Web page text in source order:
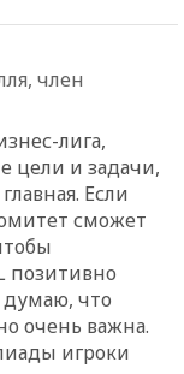
член
лига,
цели и задачи,
Если
сможет
позитивно
думаю, что
очень важна.
игроки